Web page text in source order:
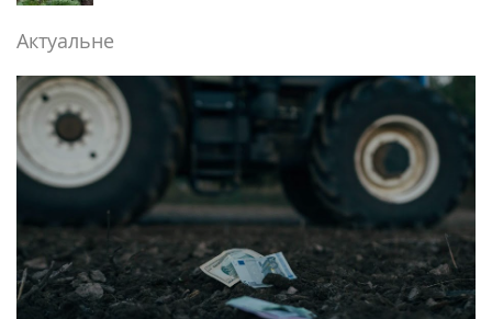
Актуальне